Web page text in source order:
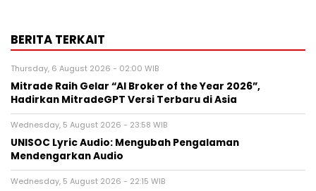
BERITA TERKAIT
Thursday, 6 August 2026 - 02:00 WIB
Mitrade Raih Gelar “AI Broker of the Year 2026”,
Hadirkan MitradeGPT Versi Terbaru di Asia
Wednesday, 5 August 2026 - 23:58 WIB
UNISOC Lyric Audio: Mengubah Pengalaman
Mendengarkan Audio
Wednesday, 5 August 2026 - 22:15 WIB